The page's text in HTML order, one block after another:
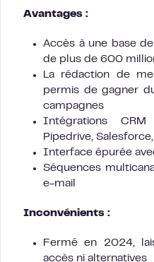
Avantages :
Accès à une base
de plus de 600
La rédaction de
permis de gagner
campagnes
Intégrations
Pipedrive,
Interface épurée
Séquences
e-mail
Inconvénients :
Fermé en 2024,
accès ni alternatives